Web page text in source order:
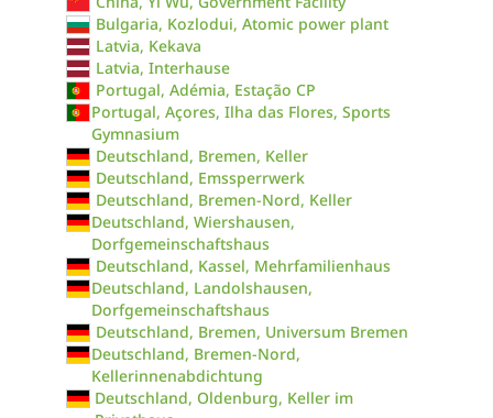
Bulgaria, Kozlodui, Atomic power plant
Latvia, Kekava
Latvia, Interhause
Portugal, Adémia, Estação CP
Portugal, Açores, Ilha das Flores, Sports
Gymnasium
Deutschland, Bremen, Keller
Deutschland, Emssperrwerk
Deutschland, Bremen-Nord, Keller
Deutschland, Wiershausen,
Dorfgemeinschaftshaus
Deutschland, Kassel, Mehrfamilienhaus
Deutschland, Landolshausen,
Dorfgemeinschaftshaus
Deutschland, Bremen, Universum Bremen
Deutschland, Bremen-Nord,
Kellerinnenabdichtung
Deutschland, Oldenburg, Keller im